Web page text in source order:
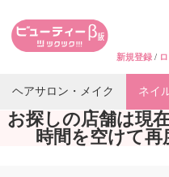
新規登録 /
ヘアサロン・メイク ネイ
お探しの店舗は現
時間を空けて再